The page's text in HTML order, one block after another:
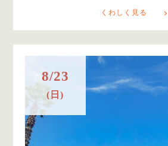
くわしく見る
8/23
(日)